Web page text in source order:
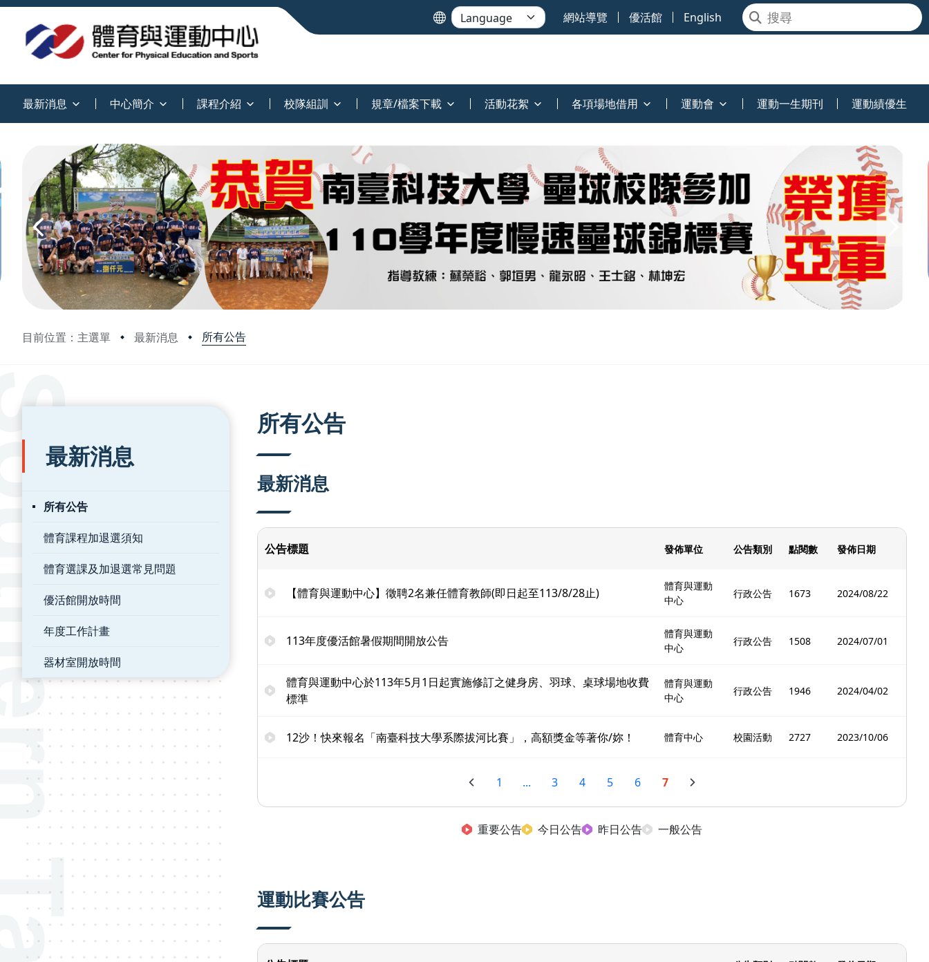
網站導覽 優活館 English
最新消息 中心簡介 課程介紹 校隊組訓 規章/檔案下載 活動花絮 各項場地借用 運動會 運動一生期刊 運動績優生
目前位置：主選單 最新消息 所有公告
:::
最新消息
所有公告
體育課程加退選須知
體育選課及加退選常見問題
優活館開放時間
年度工作計畫
器材室開放時間
所有公告
最新消息
公告標題 發佈單位 公告類別 點閱數 發佈日期
【體育與運動中心】徵聘2名兼任體育教師(即日起至113/8/28止)
體育與運動
中心
行政公告 1673 2024/08/22
113年度優活館暑假期間開放公告
體育與運動
中心
行政公告 1508 2024/07/01
體育與運動中心於113年5月1日起實施修訂之健身房、羽球、桌球場地收費
標準
體育與運動
中心
行政公告 1946 2024/04/02
12沙！快來報名「南臺科技大學系際拔河比賽」，高額獎金等著你/妳！ 體育中心 校園活動 2727 2023/10/06
1 ... 3 4 5 6 7
重要公告 今日公告 昨日公告 一般公告
運動比賽公告